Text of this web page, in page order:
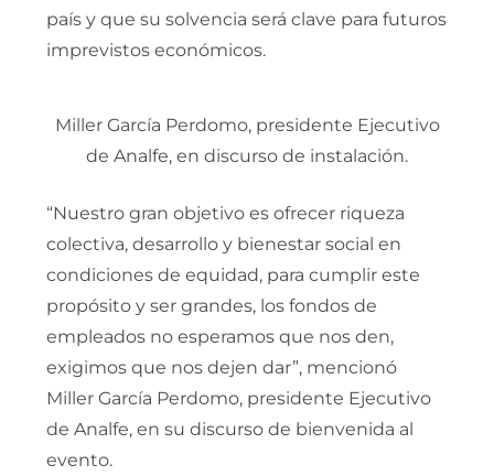
país y que su solvencia será clave para futuros
imprevistos económicos.
Miller García Perdomo, presidente Ejecutivo
de Analfe, en discurso de instalación.
“Nuestro gran objetivo es ofrecer riqueza
colectiva, desarrollo y bienestar social en
condiciones de equidad, para cumplir este
propósito y ser grandes, los fondos de
empleados no esperamos que nos den,
exigimos que nos dejen dar”, mencionó
Miller García Perdomo, presidente Ejecutivo
de Analfe, en su discurso de bienvenida al
evento.